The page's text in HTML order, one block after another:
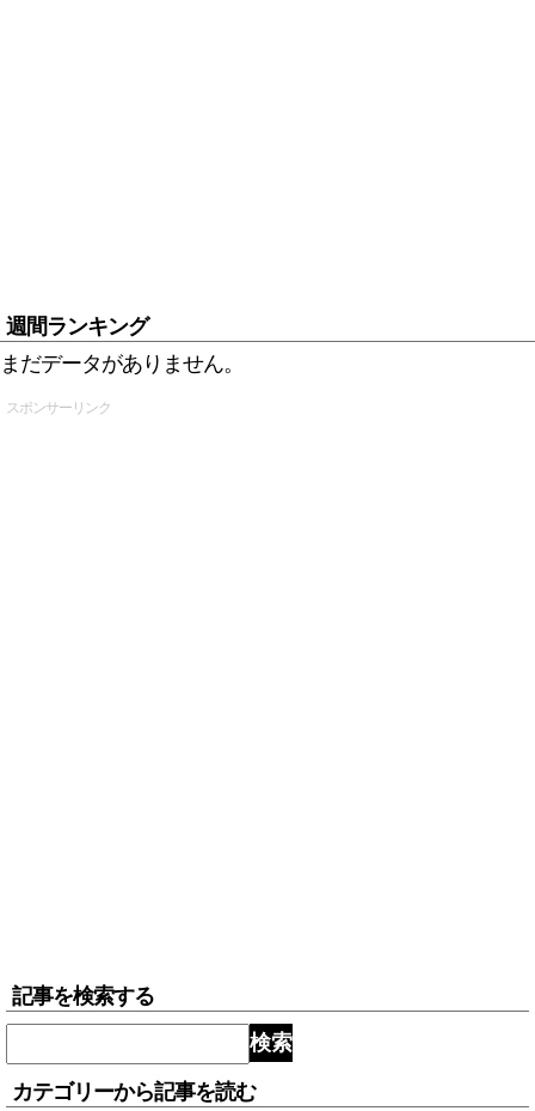
週間ランキング
まだデータがありません。
スポンサーリンク
記事を検索する
検索
カテゴリーから記事を読む